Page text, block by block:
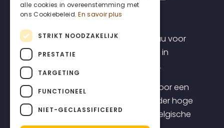
Incrediweb is een webdesign bureau voor
zelfstandigen en kmo's. Wij geloven in
transparantie en voorspelbaarheid.
Daarom bieden we websites aan voor een
transparante all-inclusive prijs, zonder hoge
opstartkosten, inclusief topklasse Belgische
alle cookies in overeenstemming met
ons Cookiebeleid. En savoir plus
STRIKT NOODZAKELIJK
PRESTATIE
TARGETING
FUNCTIONEEL
NIET-GECLASSIFICEERD